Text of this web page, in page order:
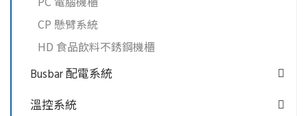
CP 懸臂系統
HD 食品飲料不銹鋼機櫃
Busbar 配電系統
溫控系統